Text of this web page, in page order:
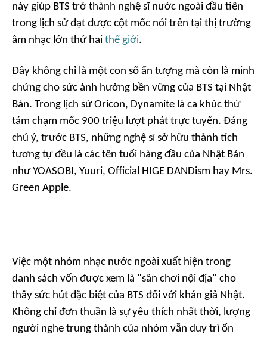
này giúp BTS trở thành nghệ sĩ nước ngoài đầu tiên
trong lịch sử đạt được cột mốc nói trên tại thị trường
âm nhạc lớn thứ hai thế giới.
Đây không chỉ là một con số ấn tượng mà còn là minh
chứng cho sức ảnh hưởng bền vững của BTS tại Nhật
Bản. Trong lịch sử Oricon, Dynamite là ca khúc thứ
tám chạm mốc 900 triệu lượt phát trực tuyến. Đáng
chú ý, trước BTS, những nghệ sĩ sở hữu thành tích
tương tự đều là các tên tuổi hàng đầu của Nhật Bản
như YOASOBI, Yuuri, Official HIGE DANDism hay Mrs.
Green Apple.
Việc một nhóm nhạc nước ngoài xuất hiện trong
danh sách vốn được xem là "sân chơi nội địa" cho
thấy sức hút đặc biệt của BTS đối với khán giả Nhật.
Không chỉ đơn thuần là sự yêu thích nhất thời, lượng
người nghe trung thành của nhóm vẫn duy trì ổn